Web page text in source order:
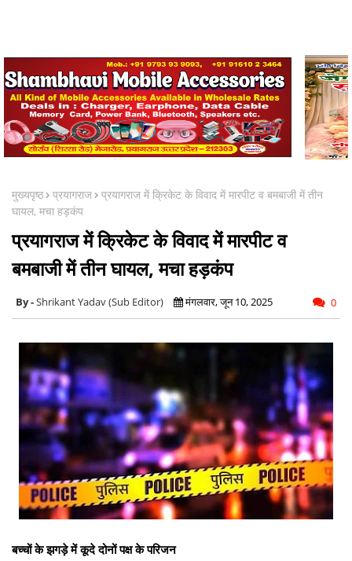
मुख्यपृष्ठ प्रयागराज
प्रयागराज में क्रिकेट के विवाद में मारपीट व बमबाजी में तीन
घायल, मचा हड़कंप
प्रयागराज में क्रिकेट के विवाद में मारपीट व
बमबाजी में तीन घायल, मचा हड़कंप
Shrikant Yadav (Sub Editor) मंगलवार, जून 10, 2025 0
बच्चों के झगड़े में कूदे दोनों पक्ष के परिजन